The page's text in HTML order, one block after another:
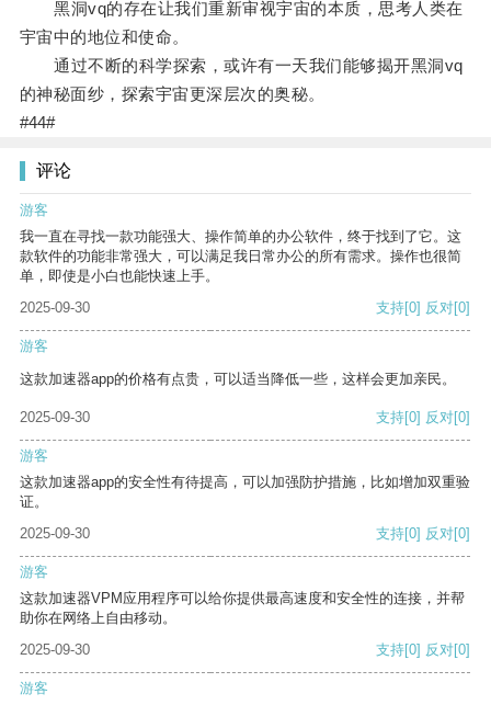
黑洞vq的存在让我们重新审视宇宙的本质，思考人类在
宇宙中的地位和使命。
通过不断的科学探索，或许有一天我们能够揭开黑洞vq
的神秘面纱，探索宇宙更深层次的奥秘。
#44#
评论
游客
我一直在寻找一款功能强大、操作简单的办公软件，终于找到了它。这
款软件的功能非常强大，可以满足我日常办公的所有需求。操作也很简
单，即使是小白也能快速上手。
2025-09-30
支持[0] 反对[0]
游客
这款加速器app的价格有点贵，可以适当降低一些，这样会更加亲民。
2025-09-30 支持[0] 反对[0]
游客
这款加速器app的安全性有待提高，可以加强防护措施，比如增加双重验
证。
2025-09-30
支持[0] 反对[0]
游客
这款加速器VPM应用程序可以给你提供最高速度和安全性的连接，并帮
助你在网络上自由移动。
2025-09-30
支持[0] 反对[0]
游客